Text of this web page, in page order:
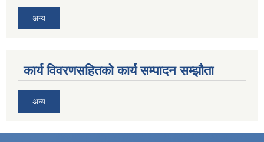
अन्य
कार्य विवरणसहितको कार्य सम्पादन सम्झौता
अन्य